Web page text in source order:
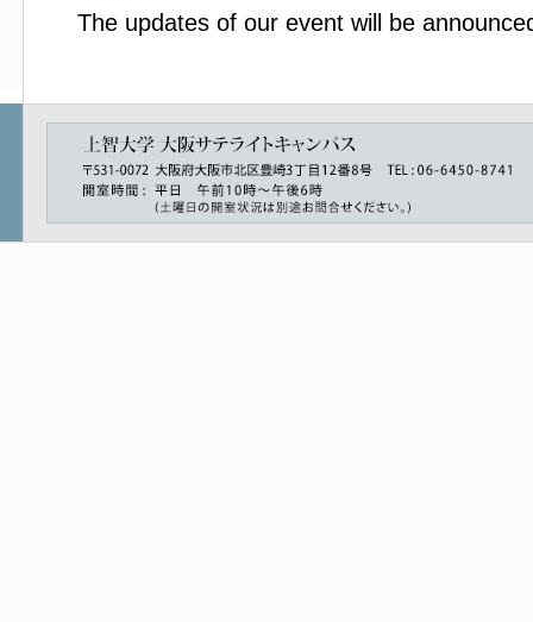
The updates of our event will be